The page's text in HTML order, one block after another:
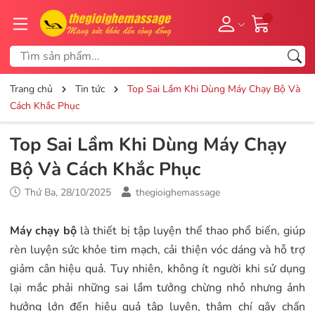
Trang chủ Tin tức
Top Sai Lầm Khi Dùng Máy Chạy Bộ Và
Cách Khắc Phục
Top Sai Lầm Khi Dùng Máy Chạy
Bộ Và Cách Khắc Phục
Thứ Ba, 28/10/2025 thegioighemassage
Máy chạy bộlà thiết bị tập luyện thể thao phổ biến, giúp
rèn luyện sức khỏe tim mạch, cải thiện vóc dáng và hỗ trợ
giảm cân hiệu quả. Tuy nhiên, không ít người khi sử dụng
lại mắc phải những sai lầm tưởng chừng nhỏ nhưng ảnh
hưởng lớn đến hiệu quả tập luyện, thậm chí gây chấn